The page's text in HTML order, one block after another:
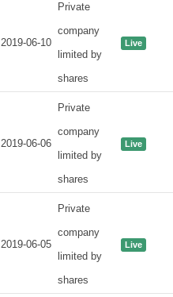
2019-06-10
Private
company
limited by
shares
Live
2019-06-06
Private
company
limited by
shares
Live
2019-06-05
Private
company
limited by
shares
Live